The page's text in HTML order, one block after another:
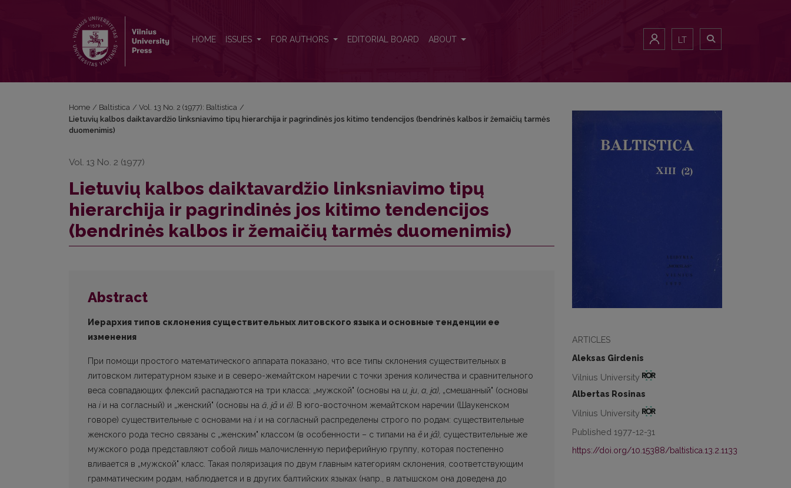
HOME ISSUES FOR AUTHORS EDITORIAL BOARD ABOUT LT
ARTICLES
Aleksas Girdenis
Vilnius University
Albertas Rosinas
Vilnius University
Published 1977-12-31
https://doi.org/10.15388/baltistica.13.2.1133
Home / Baltistica / Vol. 13 No. 2 (1977): Baltistica /
Lietuvių kalbos daiktavardžio linksniavimo tipų hierarchija ir pagrindinės jos kitimo tendencijos (bendrinės kalbos ir žemaičių tarmės
duomenimis)
Vol. 13 No. 2 (1977)
Lietuvių kalbos daiktavardžio linksniavimo tipų
hierarchija ir pagrindinės jos kitimo tendencijos
(bendrinės kalbos ir žemaičių tarmės duomenimis)
Abstract
Иерархия типов склонения существительных литовского языка и основные тенденции ее
изменения
При помощи простого математического аппарата показано, что все типы склонения существительных в
литовском литературном языке и в северо-жемайтском наречии с точки зрения количества и сравнительного
веса совпадающих флексий распадаются на три клас­са: „мужской" (основы на и, iu, a, ia), „смешанный" (основы
на i и на согласный) и „женс­кий" (основы на ā, iā и ē). В юго-восточном жемайтском наречии (Шаукенском
говоре) существительные с основами на i и на согласный распределены строго по родам: существительные
женского рода тесно связаны с „женским" классом (в особенности – с типами на ē и iā), существительные же
мужского рода представляют собой лишь малочисленную пе­риферийную группу, которая постепенно
вливается в „мужской" класс. Такая поляриза­ция по двум главным категориям склонения, соответствующим
грамматическим родам, наблюдается и в других балтийских языках (напр., в латышском она доведена до